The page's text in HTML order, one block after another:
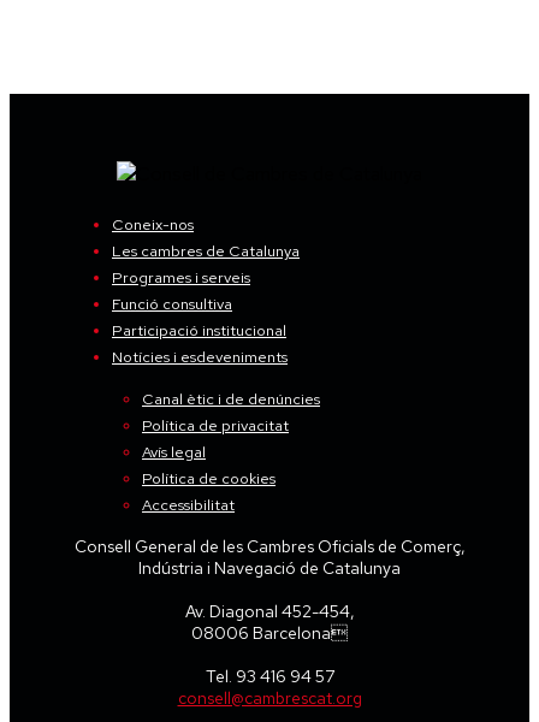
Coneix-nos
Les cambres de Catalunya
Programes i serveis
Funció consultiva
Participació institucional
Notícies i esdeveniments
Canal ètic i de denúncies
Política de privacitat
Avís legal
Política de cookies
Accessibilitat
Consell General de les Cambres Oficials de Comerç,
Indústria i Navegació de Catalunya
Av. Diagonal 452-454,
08006 Barcelona
Tel. 93 416 94 57
consell@cambrescat.org